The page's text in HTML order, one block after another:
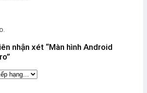
nhận xét “Màn hình Android